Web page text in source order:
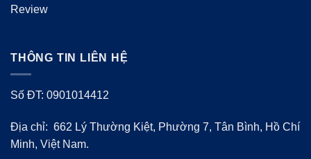
Review
THÔNG TIN LIÊN HỆ
Số ĐT: 0901014412
Địa chỉ: 662 Lý Thường Kiệt, Phường 7, Tân Bình, Hồ Chí
Minh, Việt Nam.